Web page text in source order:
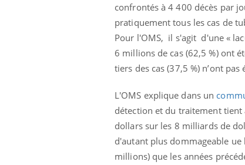
confrontés à 4 400 décès par
pratiquement tous les cas de
Pour l'OMS, il s'agit d'une «
6 millions de cas (62,5 %) ont
tiers des cas (37,5 %) n’ont
L'OMS explique dans un
détection et du traitement
dollars sur les 8 milliards de
d'autant plus dommageable
millions) que les années